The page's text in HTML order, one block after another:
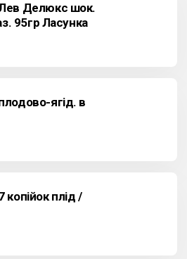
Делюкс шок.
95гр Ласунка
ягід. в
плід /